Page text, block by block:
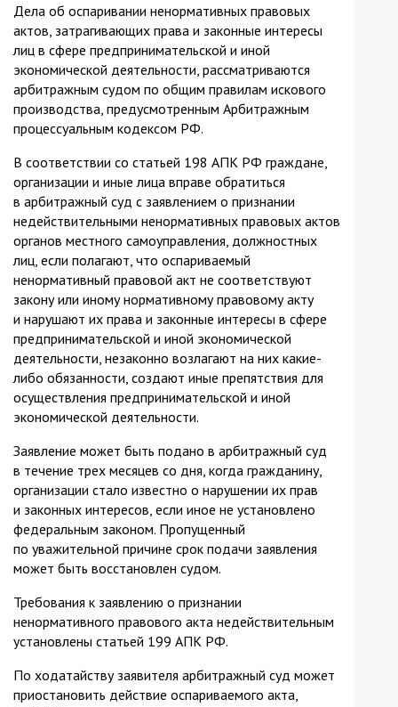
Дела об оспаривании ненормативных правовых
актов, затрагивающих права и законные интересы
лиц в сфере предпринимательской и иной
экономической деятельности, рассматриваются
арбитражным судом по общим правилам искового
производства, предусмотренным Арбитражным
процессуальным кодексом РФ.
В соответствии со статьей 198 АПК РФ граждане,
организации и иные лица вправе обратиться
в арбитражный суд с заявлением о признании
недействительными ненормативных правовых актов
органов местного самоуправления, должностных
лиц, если полагают, что оспариваемый
ненормативный правовой акт не соответствуют
закону или иному нормативному правовому акту
и нарушают их права и законные интересы в сфере
предпринимательской и иной экономической
деятельности, незаконно возлагают на них какие-
либо обязанности, создают иные препятствия для
осуществления предпринимательской и иной
экономической деятельности.
Заявление может быть подано в арбитражный суд
в течение трех месяцев со дня, когда гражданину,
организации стало известно о нарушении их прав
и законных интересов, если иное не установлено
федеральным законом. Пропущенный
по уважительной причине срок подачи заявления
может быть восстановлен судом.
Требования к заявлению о признании
ненормативного правового акта недействительным
установлены статьей 199 АПК РФ.
По ходатайству заявителя арбитражный суд может
приостановить действие оспариваемого акта,